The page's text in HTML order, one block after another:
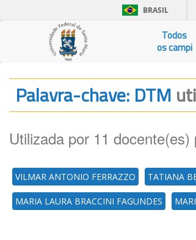
BRASIL
Todos
os campi
Palavra-chave: DTM
Utilizada por 11
VILMAR ANTONIO FERRAZZO TATIANA
MARIA LAURA BRACCINI FAGUNDES